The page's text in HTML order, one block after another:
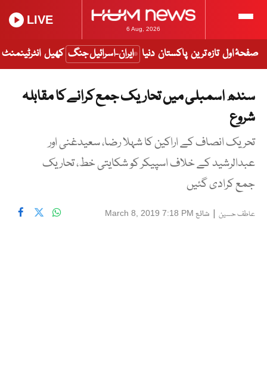
6 Aug, 2026
LIVE
صفحۂ اول تازہ ترین پاکستان دنیا ایران-اسرائیل جنگ کھیل انٹرٹینمنٹ
سندھ اسمبلی میں تحاریک جمع کرانے کا مقابلہ
شروع
تحریک انصاف کے اراکین کا شہلا رضا، سعیدغنی اور
عبدالرشید کے خلاف اسپیکر کو شکایتی خط، تحاریک
جمع کرادی گئیں
عاطف حسین | شائع March 8, 2019 7:18 PM